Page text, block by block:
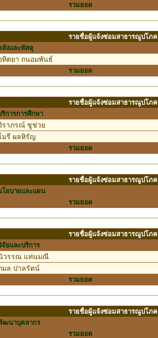
รวมยอด
รายชื่อผู้แจ้งซ่อมสาธารณูปโภค
ลังและพัสดุ
ทิตยา ถนอมพันธ์
รวมยอด
รายชื่อผู้แจ้งซ่อมสาธารณูปโภค
ริการการศึกษา
ราภรณ์ ชูช่วย
มรี ผลหิรัญ
รวมยอด
รายชื่อผู้แจ้งซ่อมสาธารณูปโภค
โยบายและแผน
รวมยอด
รายชื่อผู้แจ้งซ่อมสาธารณูปโภค
จัยและบริการ
วรรณ แท่นมณี
มล ปาลรัตน์
รวมยอด
รายชื่อผู้แจ้งซ่อมสาธารณูปโภค
ฒนาบุคลากร
รวมยอด